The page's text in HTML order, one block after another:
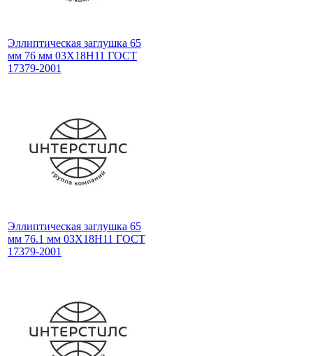
Эллиптическая заглушка 65
мм 76 мм 03Х18Н11 ГОСТ
17379-2001
Эллиптическая заглушка 65
мм 76.1 мм 03Х18Н11 ГОСТ
17379-2001